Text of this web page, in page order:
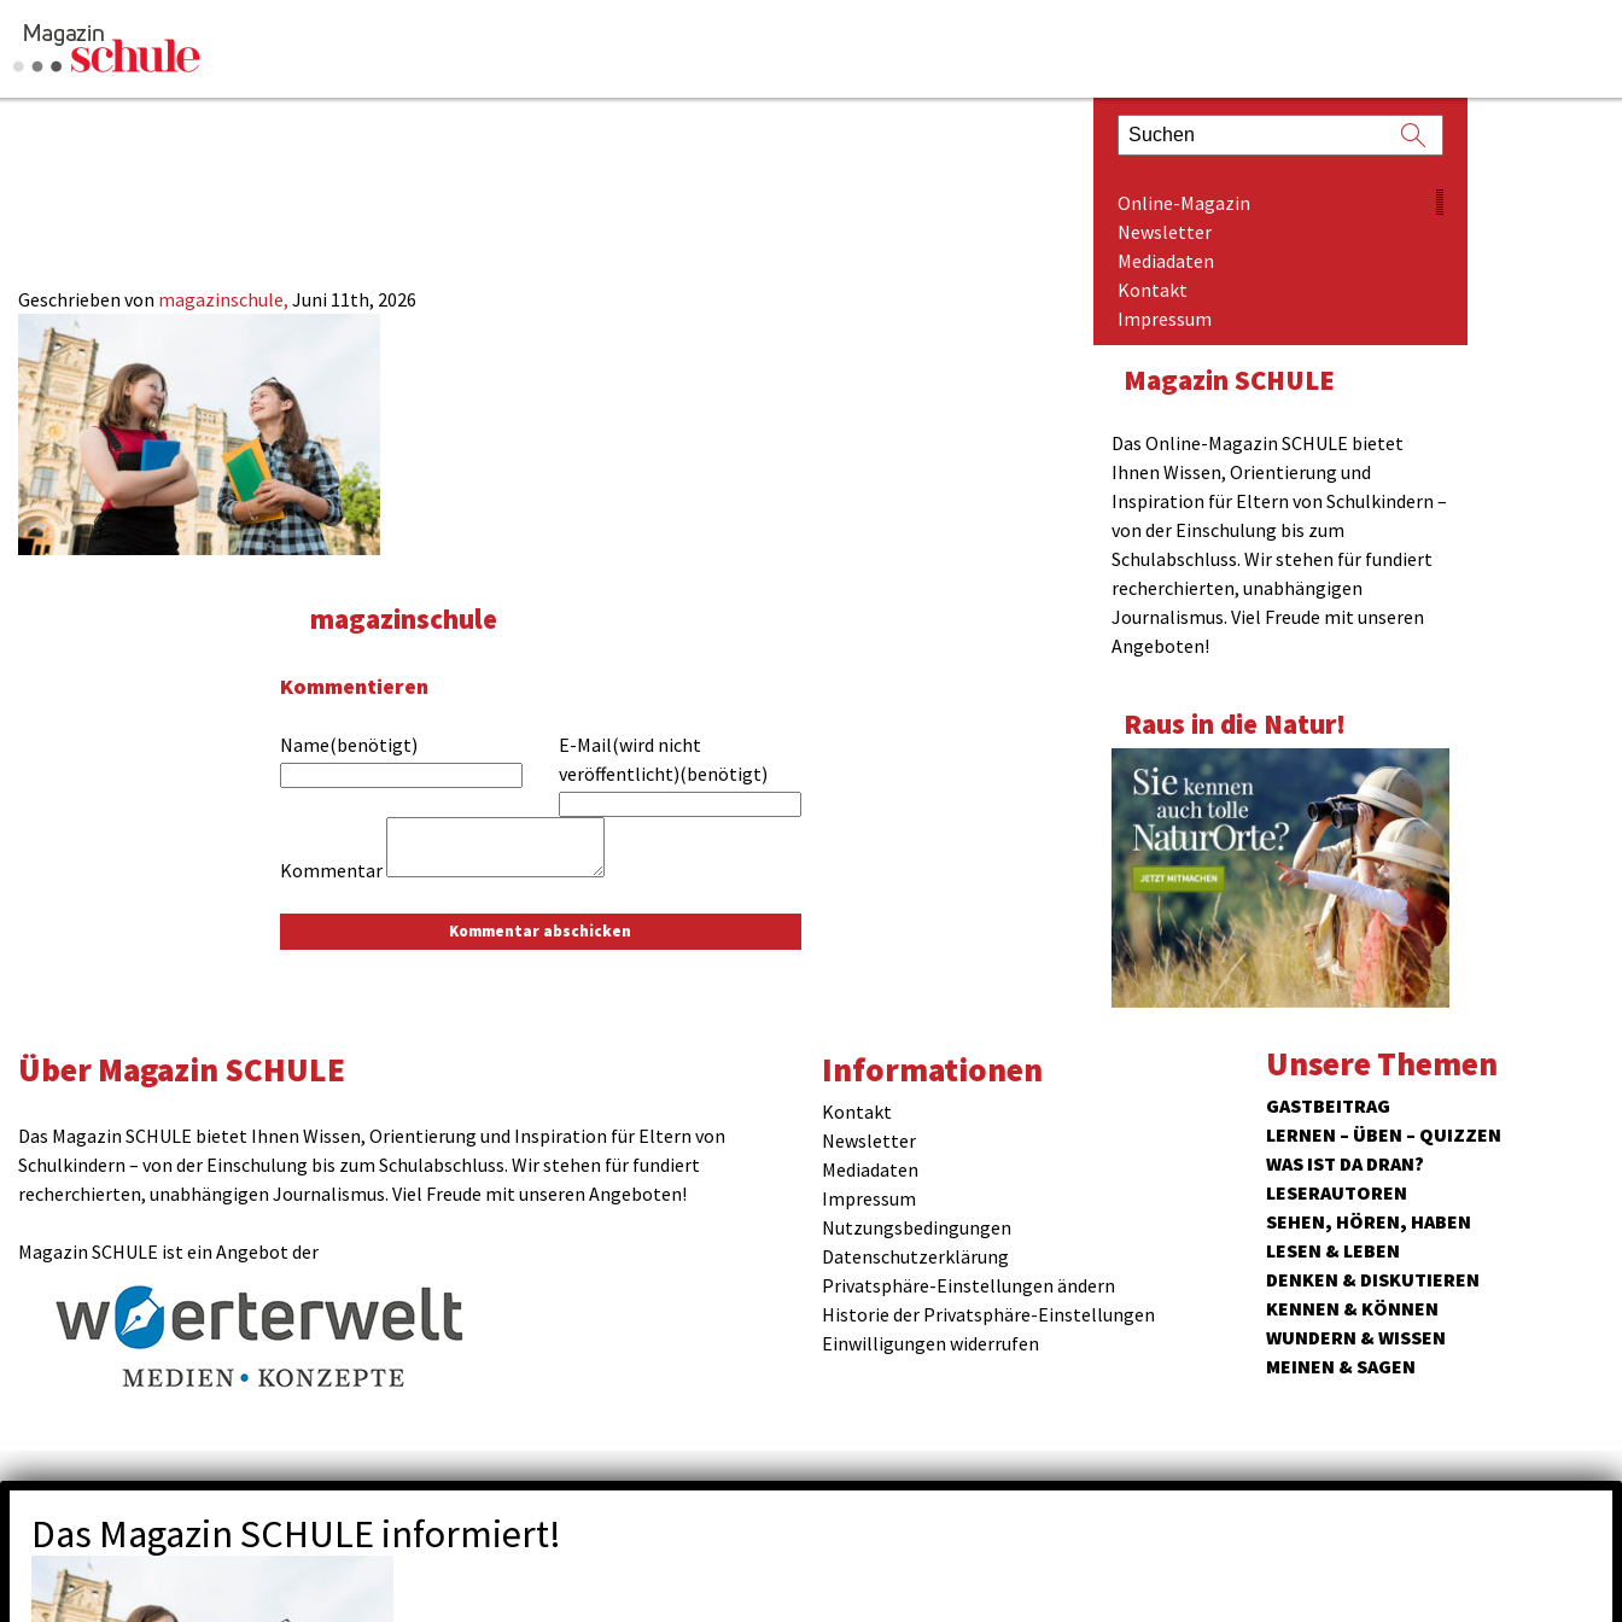
Geschrieben von magazinschule, Juni 11th, 2026
magazinschule
Kommentieren
Name(benötigt)
E-Mail(wird nicht
veröffentlicht)(benötigt)
Kommentar
Online-Magazin
Newsletter
Mediadaten
Kontakt
Impressum
Magazin SCHULE
Das Online-Magazin SCHULE bietet
Ihnen Wissen, Orientierung und
Inspiration für Eltern von Schulkindern –
von der Einschulung bis zum
Schulabschluss. Wir stehen für fundiert
recherchierten, unabhängigen
Journalismus. Viel Freude mit unseren
Angeboten!
Raus in die Natur!
Über Magazin SCHULE
Das Magazin SCHULE bietet Ihnen Wissen, Orientierung und Inspiration für Eltern von
Schulkindern – von der Einschulung bis zum Schulabschluss. Wir stehen für fundiert
recherchierten, unabhängigen Journalismus. Viel Freude mit unseren Angeboten!
Magazin SCHULE ist ein Angebot der
Informationen
Kontakt
Newsletter
Mediadaten
Impressum
Nutzungsbedingungen
Datenschutzerklärung
Privatsphäre-Einstellungen ändern
Historie der Privatsphäre-Einstellungen
Einwilligungen widerrufen
Unsere Themen
GASTBEITRAG
LERNEN – ÜBEN – QUIZZEN
WAS IST DA DRAN?
LESERAUTOREN
SEHEN, HÖREN, HABEN
LESEN & LEBEN
DENKEN & DISKUTIEREN
KENNEN & KÖNNEN
WUNDERN & WISSEN
MEINEN & SAGEN
Das Magazin SCHULE informiert!